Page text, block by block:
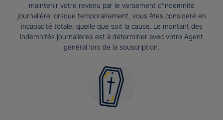
maintenir votre revenu par le versement d’indemnité
journalière lorsque temporairement, vous êtes considéré en
incapacité totale, quelle que soit la cause. Le montant des
indemnités journalières est à déterminer avec votre Agent
général lors de la souscription.